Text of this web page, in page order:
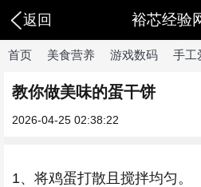
返回 裕芯经验
首页 美食营养 游戏数码 手工
教你做美味的蛋干饼
2026-04-25 02:38:22
1、将鸡蛋打散且搅拌均匀。